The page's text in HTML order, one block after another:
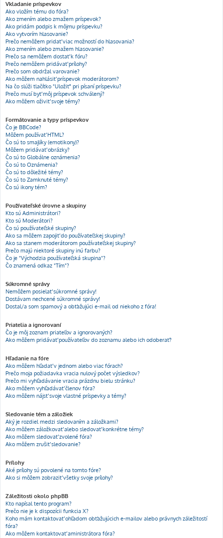
Vkladanie príspevkov
Ako vložím tému do fóra?
Ako zmením alebo zmažem príspevok?
Ako pridám podpis k môjmu príspevku?
Ako vytvorím hlasovanie?
Prečo nemôžem pridať viac možností do hlasovania?
Ako zmením alebo zmažem hlasovanie?
Prečo sa nemôžem dostať k fóru?
Prečo nemôžem pridávať prílohy?
Prečo som obdržal varovanie?
Ako môžem nahlásiť príspevok moderátorom?
Na čo slúži tlačítko "Uložiť" pri písaní príspevku?
Prečo musí byť môj príspevok schválený?
Ako môžem oživiť svoje témy?
Formátovanie a typy príspevkov
Čo je BBCode?
Môžem používať HTML?
Čo sú to smajlíky (emotikony)?
Môžem pridávať obrázky?
Čo sú to Globálne oznámenia?
Čo sú to Oznámenia?
Čo sú to dôležité témy?
Čo sú to Zamknuté témy?
Čo sú ikony tém?
Používateľské úrovne a skupiny
Kto sú Administrátori?
Kto sú Moderátori?
Čo sú používateľské skupiny?
Ako sa môžem zapojiť do používateľskej skupiny?
Ako sa stanem moderátorom používateľskej skupiny?
Prečo majú niektoré skupiny inú farbu?
Čo je "Východzia používateľská skupina"?
Čo znamená odkaz "Tím"?
Súkromné správy
Nemôžem posielať súkromné správy!
Dostávam nechcené súkromné správy!
Dostal/a som spamový a obťažujúci e-mail od niekoho z fóra!
Priatelia a ignorovaní
Čo je môj zoznam priateľov a ignorovaných?
Ako môžem pridávať používateľov do zoznamu alebo ich odoberať?
Hľadanie na fóre
Ako môžem hľadať v jednom alebo viac fórach?
Prečo moja požiadavka vracia nulový počet výsledkov?
Prečo mi vyhľadávanie vracia prázdnu bielu stránku?
Ako môžem vyhľadávať členov fóra?
Ako môžem nájsť svoje vlastné príspevky a témy?
Sledovanie tém a záložiek
Aký je rozdiel medzi sledovaním a záložkami?
Ako môžem záložkovať alebo sledovať konkrétne témy?
Ako môžem sledovať zvolené fóra?
Ako môžem zrušiť sledovanie?
Prílohy
Aké prílohy sú povolené na tomto fóre?
Ako si môžem zobraziť všetky svoje prílohy?
Záležitosti okolo phpBB
Kto napísal tento program?
Prečo nie je k dispozícii funkcia X?
Koho mám kontaktovať ohľadom obťažujúcich e-mailov alebo právnych záležitostí
fóra?
Ako môžem kontaktovať aministrátora fóra?